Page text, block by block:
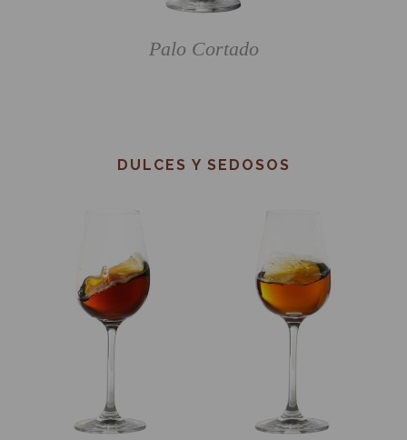
Palo Cortado
DULCES Y SEDOSOS